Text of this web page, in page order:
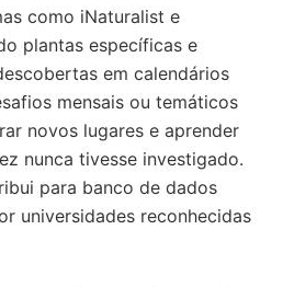
como iNaturalist e
plantas específicas e
em calendários
mensais ou temáticos
novos lugares e aprender
nunca tivesse investigado.
para banco de dados
universidades reconhecidas